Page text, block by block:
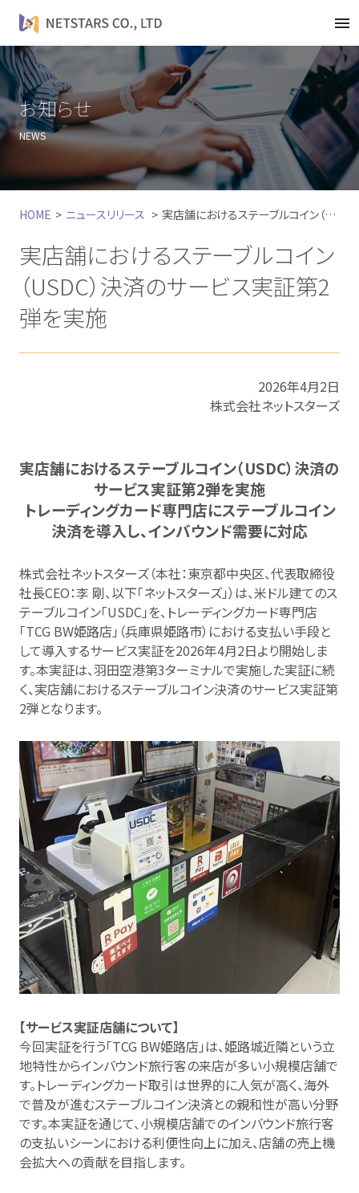
t
o
g
l
e
n
a
v
i
お知らせ
NEWS
HOME ニュースリリース 実店舗におけるステーブルコイン（USDC）決済のサービス実証第2弾を実施
実店舗におけるステーブルコイン
（USDC）決済のサービス実証第2
弾を実施
2026年4月2日
株式会社ネットスターズ
実店舗におけるステーブルコイン（USDC）決済の
サービス実証第2弾を実施
トレーディングカード専門店にステーブルコイン
決済を導入し、インバウンド需要に対応
株式会社ネットスターズ（本社：東京都中央区、代表取締役
社長CEO：李 剛、以下「ネットスターズ」）は、米ドル建てのス
テーブルコイン「USDC」を、トレーディングカード専門店
「TCG BW姫路店」（兵庫県姫路市）における支払い手段と
して導入するサービス実証を2026年4月2日より開始しま
す。本実証は、羽田空港第3ターミナルで実施した実証に続
く、実店舗におけるステーブルコイン決済のサービス実証第
2弾となります。
【サービス実証店舗について】
今回実証を行う「TCG BW姫路店」は、姫路城近隣という立
地特性からインバウンド旅行客の来店が多い小規模店舗で
す。トレーディングカード取引は世界的に人気が高く、海外
で普及が進むステーブルコイン決済との親和性が高い分野
です。本実証を通じて、小規模店舗でのインバウンド旅行客
の支払いシーンにおける利便性向上に加え、店舗の売上機
会拡大への貢献を目指します。